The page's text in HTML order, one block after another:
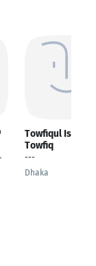
Towfiqul Islam
Towfiq
---
Dhaka